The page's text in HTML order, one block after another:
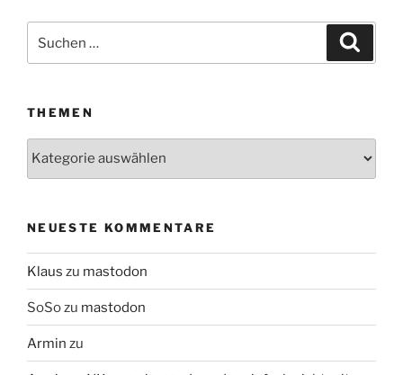
nach:
THEMEN
Themen
NEUESTE KOMMENTARE
Klaus zu mastodon
SoSozu mastodon
Armin zu